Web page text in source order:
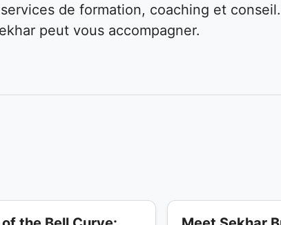
de formation, coaching et
peut vous accompagner.